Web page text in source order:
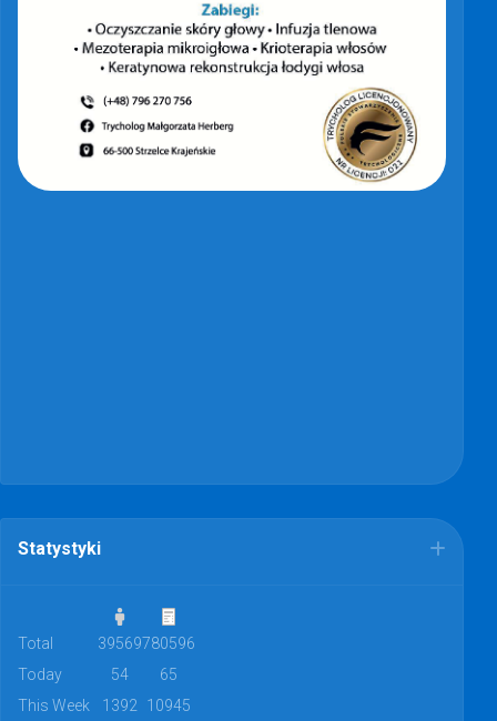
Statystyki
Total 39569780596
Today
54
65
This Week
1392
10945